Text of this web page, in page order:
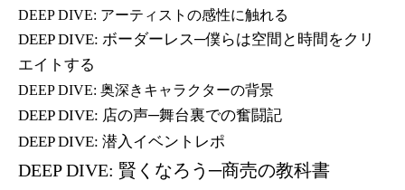
DEEP DIVE: アーティストの感性に触れる
DEEP DIVE: ボーダーレス─僕らは空間と時間をクリ
エイトする
DEEP DIVE: 奥深きキャラクターの背景
DEEP DIVE: 店の声─舞台裏での奮闘記
DEEP DIVE: 潜入イベントレポ
DEEP DIVE: 賢くなろう─商売の教科書